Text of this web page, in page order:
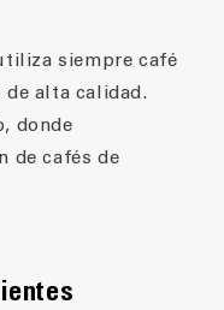
siempre café
de alta calidad.
donde
de cafés de